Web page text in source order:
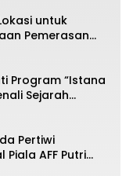
untuk
Pemerasan
Program “Istana
Sejarah
Pertiwi
AFF Putri